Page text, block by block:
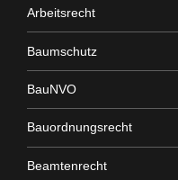
Arbeitsrecht
Baumschutz
BauNVO
Bauordnungsrecht
Beamtenrecht